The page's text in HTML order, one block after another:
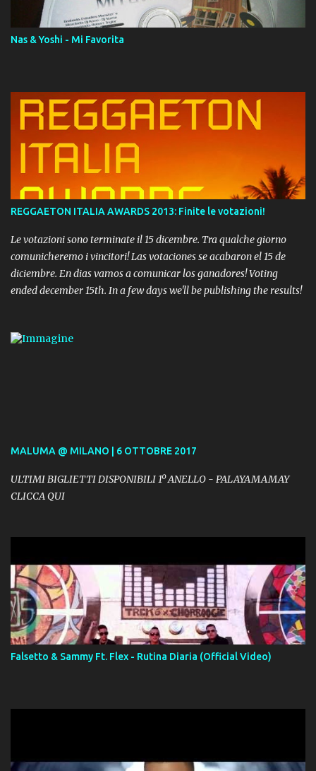
Nas & Yoshi - Mi Favorita
REGGAETON ITALIA AWARDS 2013: Finite le votazioni!
Le votazioni sono terminate il 15 dicembre. Tra qualche giorno
comunicheremo i vincitori! Las votaciones se acabaron el 15 de
diciembre. En dias vamos a comunicar los ganadores! Voting
ended december 15th. In a few days we'll be publishing the results!
MALUMA @ MILANO | 6 OTTOBRE 2017
ULTIMI BIGLIETTI DISPONIBILI 1º ANELLO - PALAYAMAMAY
CLICCA QUI
Falsetto & Sammy Ft. Flex - Rutina Diaria (Official Video)